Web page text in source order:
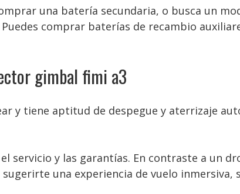
una batería secundaria, o busca un
comprar baterías de recambio
gimbal fimi a3
y tiene aptitud de despegue y aterrizaje
servicio y las garantías. En contraste a un
una experiencia de vuelo inmersiva,